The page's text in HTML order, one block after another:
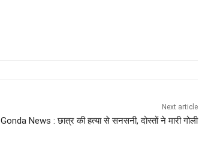
Next article
Gonda News : छात्र की हत्या से सनसनी, दोस्तों ने मारी गोली